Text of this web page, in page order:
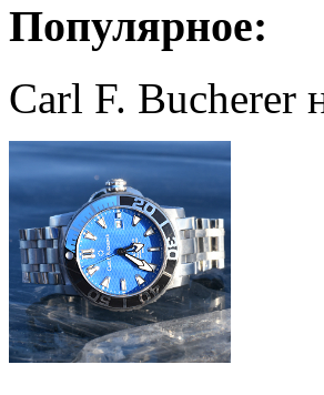
Популярное:
Carl F. Bucherer